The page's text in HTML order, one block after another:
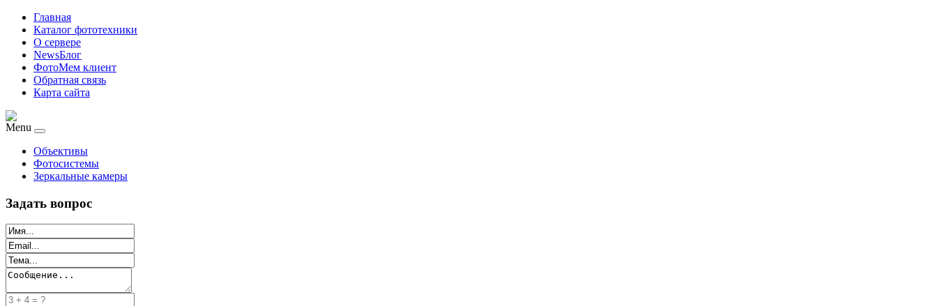
Главная
Каталог фототехники
О сервере
NewsБлог
ФотоМем клиент
Обратная связь
Карта сайта
Menu
Объективы
Фотосистемы
Зеркальные камеры
Задать вопрос